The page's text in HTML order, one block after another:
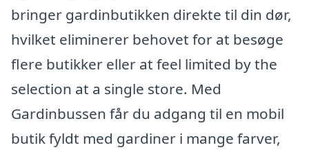
bringer gardinbutikken direkte til din dør,
hvilket eliminerer behovet for at besøge
flere butikker eller at feel limited by the
selection at a single store. Med
Gardinbussen får du adgang til en mobil
butik fyldt med gardiner i mange farver,